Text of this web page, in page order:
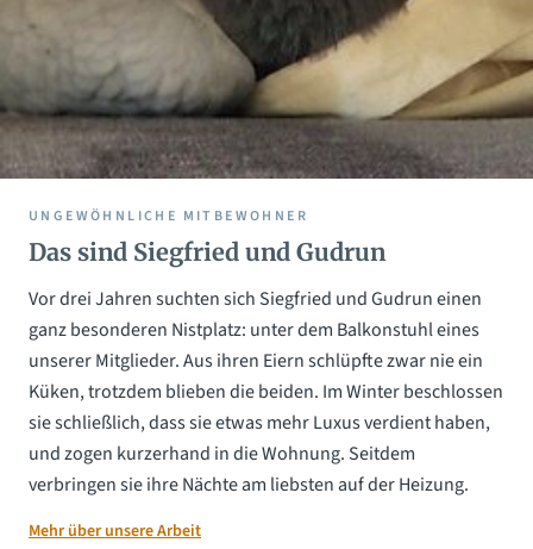
UNGEWÖHNLICHE MITBEWOHNER
Das sind Siegfried und Gudrun
Vor drei Jahren suchten sich Siegfried und Gudrun einen
ganz besonderen Nistplatz: unter dem Balkonstuhl eines
unserer Mitglieder. Aus ihren Eiern schlüpfte zwar nie ein
Küken, trotzdem blieben die beiden. Im Winter beschlossen
sie schließlich, dass sie etwas mehr Luxus verdient haben,
und zogen kurzerhand in die Wohnung. Seitdem
verbringen sie ihre Nächte am liebsten auf der Heizung.
Mehr über unsere Arbeit